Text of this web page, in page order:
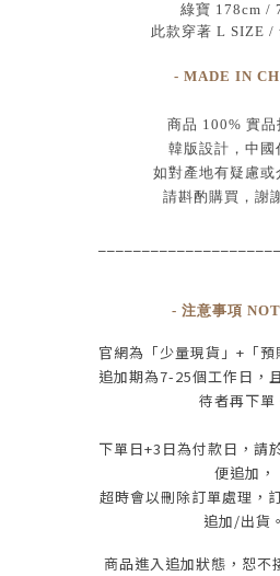
綠寶 178cm /
此款穿著 L SIZE /
- MADE IN
商品 100% 實品
韓版設計，中國
如對產地有疑慮或
請斟酌購買， 謝
- 注意事項
官網為 「少量現貨」+ 「
追加期為7-25個工作日 ，
待者再下單
下單日+3 日為付款日，請
便追加，
超時會以刪除訂單處理，
追加/出貨 。
商品進入追加狀態，恕不